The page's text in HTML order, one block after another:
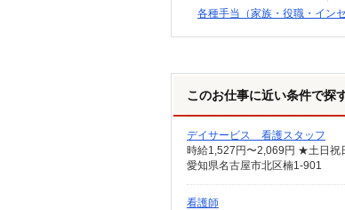
各種手当（家族・役職・イン
このお仕事に近い条件で探
デイサービス 看護スタッフ
時給1,527円〜2,069円 ★土日祝
愛知県名古屋市北区楠1-901
看護師